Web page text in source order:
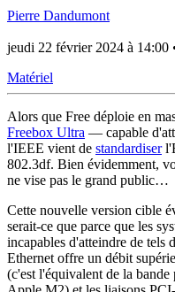
Pierre Dandumont
jeudi 22 février 2024 à 14:00
Matériel
Alors que Free déploie en
Freebox Ultra — capable
l'IEEE vient de standardiser
802.3df. Bien évidemment,
ne vise pas le grand public…
Cette nouvelle version cible
serait-ce que parce que les
incapables d'atteindre de tels
Ethernet offre un débit
(c'est l'équivalent de la bande